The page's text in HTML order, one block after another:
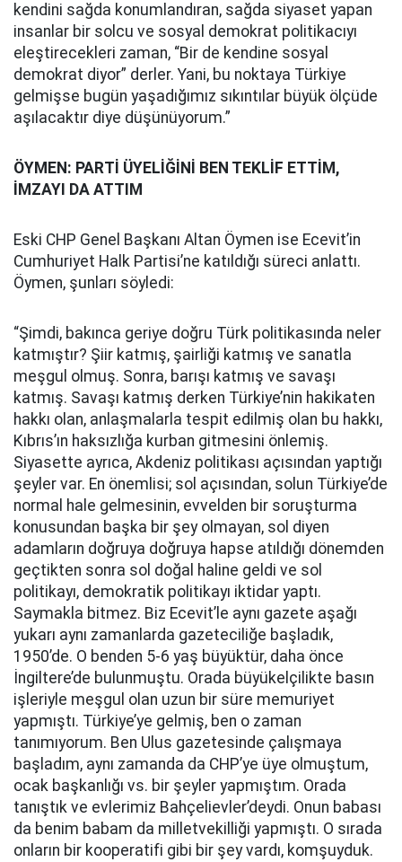
kendini sağda konumlandıran, sağda siyaset yapan
insanlar bir solcu ve sosyal demokrat politikacıyı
eleştirecekleri zaman, “Bir de kendine sosyal
demokrat diyor” derler. Yani, bu noktaya Türkiye
gelmişse bugün yaşadığımız sıkıntılar büyük ölçüde
aşılacaktır diye düşünüyorum.”
ÖYMEN: PARTİ ÜYELİĞİNİ BEN TEKLİF ETTİM,
İMZAYI DA ATTIM
Eski CHP Genel Başkanı Altan Öymen ise Ecevit’in
Cumhuriyet Halk Partisi’ne katıldığı süreci anlattı.
Öymen, şunları söyledi:
“Şimdi, bakınca geriye doğru Türk politikasında neler
katmıştır? Şiir katmış, şairliği katmış ve sanatla
meşgul olmuş. Sonra, barışı katmış ve savaşı
katmış. Savaşı katmış derken Türkiye’nin hakikaten
hakkı olan, anlaşmalarla tespit edilmiş olan bu hakkı,
Kıbrıs’ın haksızlığa kurban gitmesini önlemiş.
Siyasette ayrıca, Akdeniz politikası açısından yaptığı
şeyler var. En önemlisi; sol açısından, solun Türkiye’de
normal hale gelmesinin, evvelden bir soruşturma
konusundan başka bir şey olmayan, sol diyen
adamların doğruya doğruya hapse atıldığı dönemden
geçtikten sonra sol doğal haline geldi ve sol
politikayı, demokratik politikayı iktidar yaptı.
Saymakla bitmez. Biz Ecevit’le aynı gazete aşağı
yukarı aynı zamanlarda gazeteciliğe başladık,
1950’de. O benden 5-6 yaş büyüktür, daha önce
İngiltere’de bulunmuştu. Orada büyükelçilikte basın
işleriyle meşgul olan uzun bir süre memuriyet
yapmıştı. Türkiye’ye gelmiş, ben o zaman
tanımıyorum. Ben Ulus gazetesinde çalışmaya
başladım, aynı zamanda da CHP’ye üye olmuştum,
ocak başkanlığı vs. bir şeyler yapmıştım. Orada
tanıştık ve evlerimiz Bahçelievler’deydi. Onun babası
da benim babam da milletvekilliği yapmıştı. O sırada
onların bir kooperatifi gibi bir şey vardı, komşuyduk.